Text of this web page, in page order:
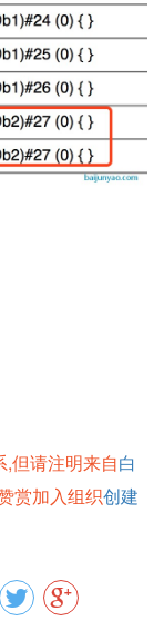
但请注明来自白
赏加入组织创建